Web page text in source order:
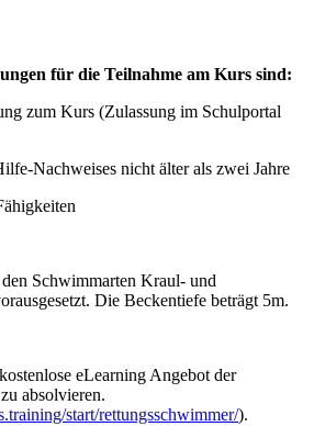
für die Teilnahme am Kurs sind:
zum Kurs (Zulassung im Schulportal
Nachweises nicht älter als zwei Jahre
Schwimmarten Kraul- und
Die Beckentiefe beträgt 5m.
eLearning Angebot der
absolvieren.
start/rettungsschwimmer/).